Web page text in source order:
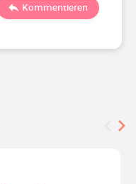
Kommentieren